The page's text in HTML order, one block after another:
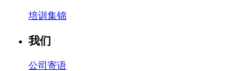
培训集锦
我们
公司寄语